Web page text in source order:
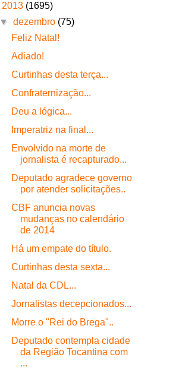
2013 (1695)
▼dezembro (75)
Feliz Natal!
Adiado!
Curtinhas desta terça...
Confraternização...
Deu a lógica...
Imperatriz na final...
Envolvido na morte de
jornalista é recapturado...
Deputado agradece governo
por atender solicitações..
CBF anuncia novas
mudanças no calendário
de 2014
Há um empate do título.
Curtinhas desta sexta...
Natal da CDL...
Jornalistas decepcionados...
Morre o "Rei do Brega"..
Deputado contempla cidade
da Região Tocantina com
...